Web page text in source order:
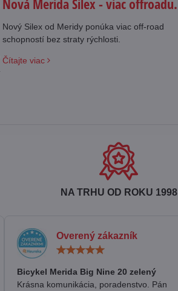
Nová Merida Silex - viac offroadu.
Nový Silex od Meridy ponúka viac off-road
schopností bez straty rýchlosti.
Čítajte viac
NA TRHU OD ROKU 1998
Overený zákazník
/
5
Bicykel Merida Big Nine 20 zelený
Krásna komunikácia, poradenstvo. Pán